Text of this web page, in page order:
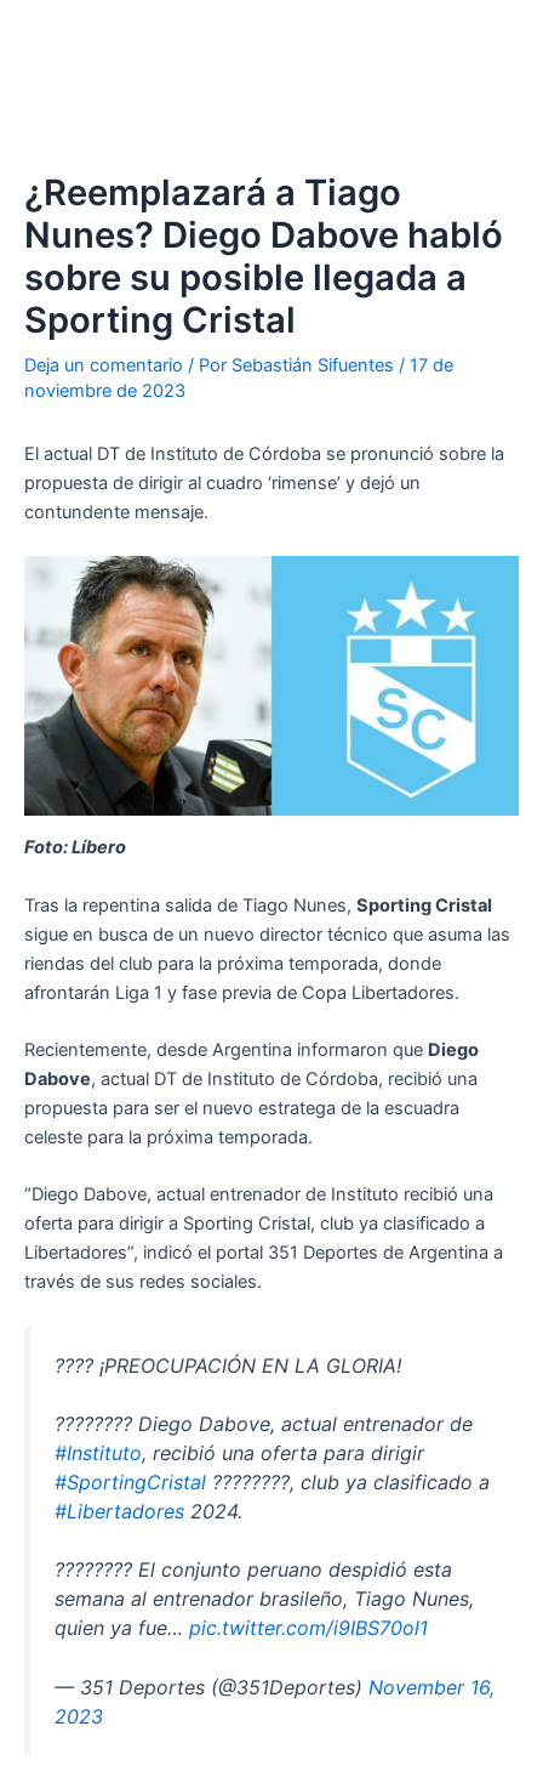
¿Reemplazará a Tiago
Nunes? Diego Dabove habló
sobre su posible llegada a
Sporting Cristal
Deja un comentario / Por Sebastián Sifuentes / 17 de
noviembre de 2023
El actual DT de Instituto de Córdoba se pronunció sobre la
propuesta de dirigir al cuadro ‘rimense’ y dejó un
contundente mensaje.
Foto: Líbero
Tras la repentina salida de Tiago Nunes, Sporting Cristal
sigue en busca de un nuevo director técnico que asuma las
riendas del club para la próxima temporada, donde
afrontarán Liga 1 y fase previa de Copa Libertadores.
Recientemente, desde Argentina informaron que Diego
Dabove, actual DT de Instituto de Córdoba, recibió una
propuesta para ser el nuevo estratega de la escuadra
celeste para la próxima temporada.
“Diego Dabove, actual entrenador de Instituto recibió una
oferta para dirigir a Sporting Cristal, club ya clasificado a
Libertadores”, indicó el portal 351 Deportes de Argentina a
través de sus redes sociales.
???? ¡PREOCUPACIÓN EN LA GLORIA!
???????? Diego Dabove, actual entrenador de
#Instituto, recibió una oferta para dirigir
#SportingCristal ????????, club ya clasificado a
#Libertadores 2024.
???????? El conjunto peruano despidió esta
semana al entrenador brasileño, Tiago Nunes,
quien ya fue… pic.twitter.com/i9IBS70ol1
— 351 Deportes (@351Deportes) November 16,
2023